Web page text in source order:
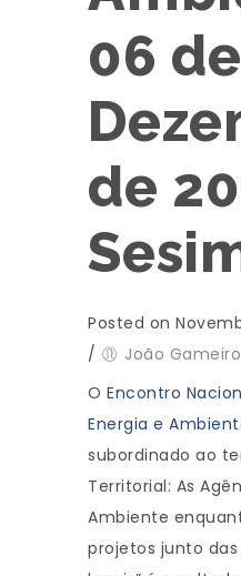
06 de
de
Posted on
/
João Gameiro
O Encontro
Energia e
subordinado ao
Territorial: As
Ambiente
projetos junto